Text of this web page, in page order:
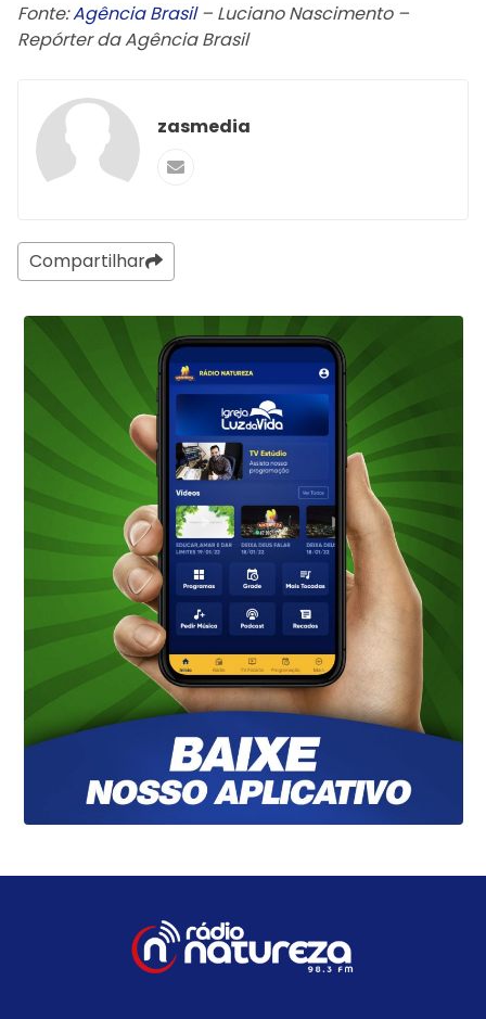
Fonte:Agência Brasil– Luciano Nascimento –
Repórter da Agência Brasil
zasmedia
Compartilhar